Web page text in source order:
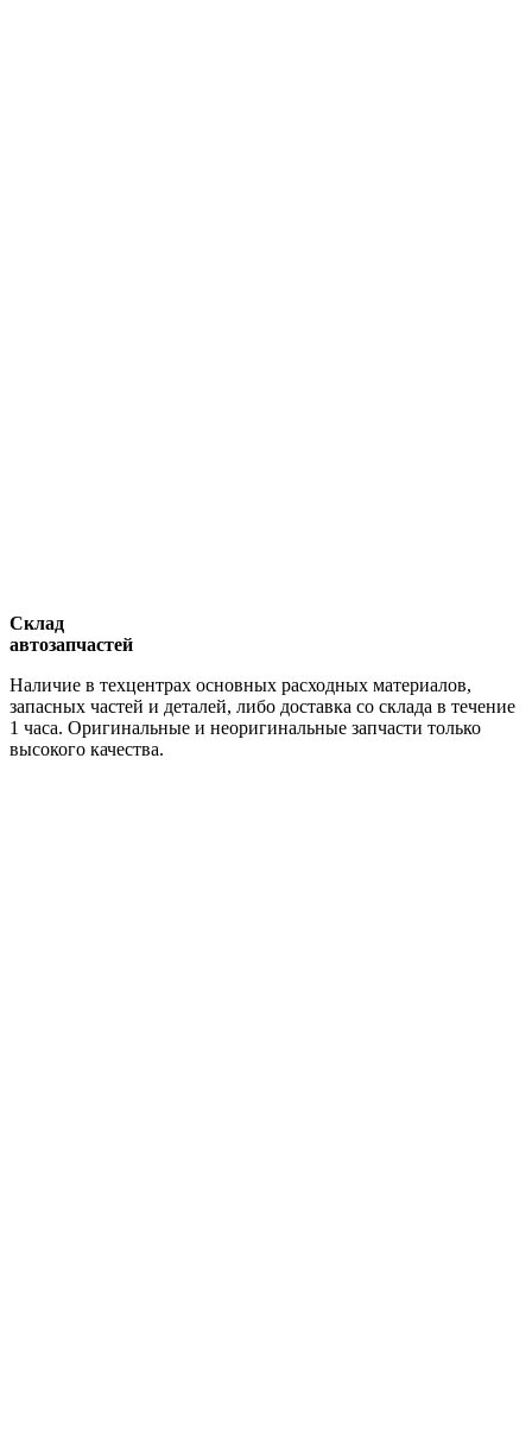
Склад
автозапчастей
Наличие в техцентрах основных расходных материалов,
запасных частей и деталей, либо доставка со склада в течение
1 часа. Оригинальные и неоригинальные запчасти только
высокого качества.